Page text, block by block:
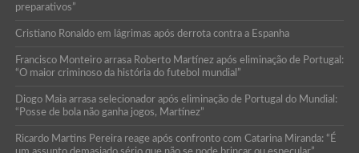
preparativos”
Cristiano Ronaldo em lágrimas após derrota contra a Espanha
Francisco Monteiro arrasa Roberto Martínez após eliminação de Portugal:
“O maior criminoso da história do futebol mundial”
Diogo Maia arrasa selecionador após eliminação de Portugal do Mundial:
“Posse de bola não ganha jogos, Martínez”
Ricardo Martins Pereira reage após confronto com Catarina Miranda: “É